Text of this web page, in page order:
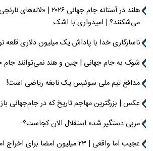
هلند در آستانه جام جهانی ۲۰۲۶
می‌شکنند؟ | امیدواری با اشک
ناسازگاری خدا با پاداش یک میلیون دلاری قلعه
شوک به جام جهانی | چین و هند نمی‌توانند جام
مدافع تیم ملی سوئیس یک نابغه ریاضی است!
عکس | بزرگترین مهاجم تاریخ که در جام‌جهانی
مربی دستگیر شده استقلال الان کجاست؟
عجیب اما واقعی | ۲۳ میلیون امضا برای اخراج امباپه